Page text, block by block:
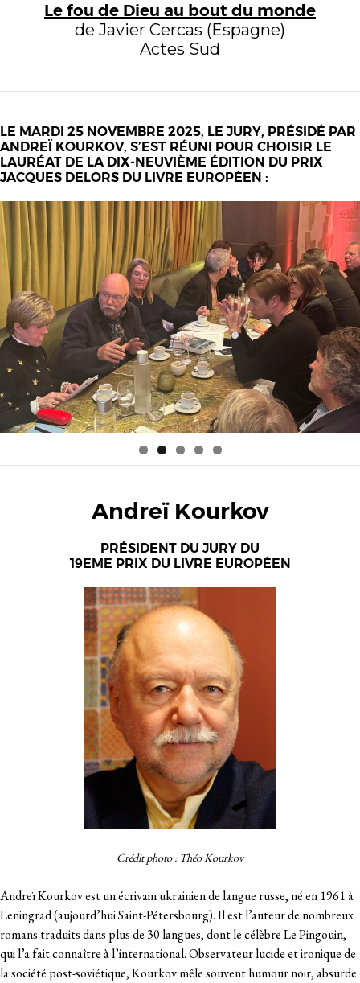
Le fou de Dieu au bout du monde
de Javier Cercas (Espagne)
Actes Sud
LE MARDI 25 NOVEMBRE 2025, LE JURY, PRÉSIDÉ PAR
ANDREÏ KOURKOV, S’EST RÉUNI POUR CHOISIR LE
LAURÉAT DE LA DIX-NEUVIÈME ÉDITION DU PRIX
JACQUES DELORS DU LIVRE EUROPÉEN :
Andreï Kourkov
PRÉSIDENT DU JURY DU
19EME PRIX DU LIVRE EUROPÉEN
Crédit photo : Théo Kourkov
Andreï Kourkov est un écrivain ukrainien de langue russe, né en 1961 à
Leningrad (aujourd’hui Saint-Pétersbourg). Il est l’auteur de nombreux
romans traduits dans plus de 30 langues, dont le célèbre Le Pingouin,
qui l’a fait connaître à l’international. Observateur lucide et ironique de
la société post-soviétique, Kourkov mêle souvent humour noir, absurde